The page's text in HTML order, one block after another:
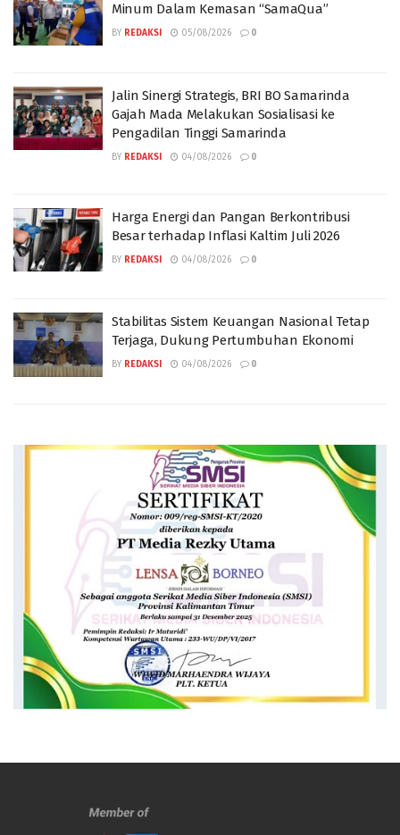
Minum Dalam Kemasan “SamaQua”
BY REDAKSI 05/08/2026 0
Jalin Sinergi Strategis, BRI BO Samarinda
Gajah Mada Melakukan Sosialisasi ke
Pengadilan Tinggi Samarinda
BY REDAKSI 04/08/2026 0
Harga Energi dan Pangan Berkontribusi
Besar terhadap Inflasi Kaltim Juli 2026
BY REDAKSI 04/08/2026 0
Stabilitas Sistem Keuangan Nasional Tetap
Terjaga, Dukung Pertumbuhan Ekonomi
BY REDAKSI 04/08/2026 0